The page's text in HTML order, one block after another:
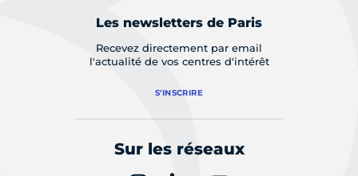
Les newsletters de Paris
Recevez directement par email
l'actualité de vos centres d'intérêt
S'INSCRIRE
Sur les réseaux